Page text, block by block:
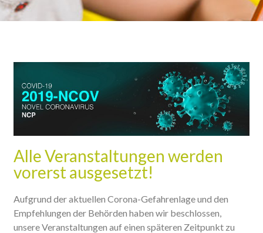
Alle Veranstaltungen werden
vorerst ausgesetzt!
Aufgrund der aktuellen Corona-Gefahrenlage und den
Empfehlungen der Behörden haben wir beschlossen,
unsere Veranstaltungen auf einen späteren Zeitpunkt zu